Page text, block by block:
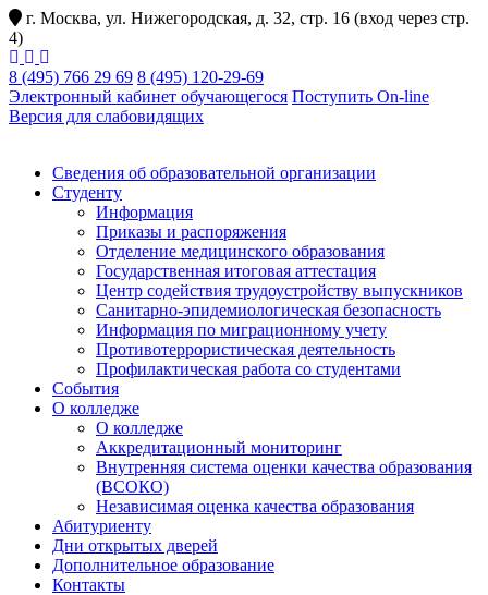
г. Москва, ул. Нижегородская, д. 32, стр. 16 (вход через стр.
4)
8 (495) 766 29 69 8 (495) 120-29-69
Электронный кабинет обучающегося Поступить On-line
Версия для слабовидящих
Сведения об образовательной организации
Студенту
Информация
Приказы и распоряжения
Отделение медицинского образования
Государственная итоговая аттестация
Центр содействия трудоустройству выпускников
Санитарно-эпидемиологическая безопасность
Информация по миграционному учету
Противотеррористическая деятельность
Профилактическая работа со студентами
События
О колледже
О колледже
Аккредитационный мониторинг
Внутренняя система оценки качества образования
(ВСОКО)
Независимая оценка качества образования
Абитуриенту
Дни открытых дверей
Дополнительное образование
Контакты